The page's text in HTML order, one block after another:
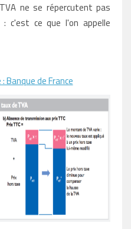
ne se répercutent pas
c'est ce que l'on appelle
Banque de France